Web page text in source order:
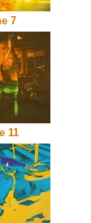
7
11